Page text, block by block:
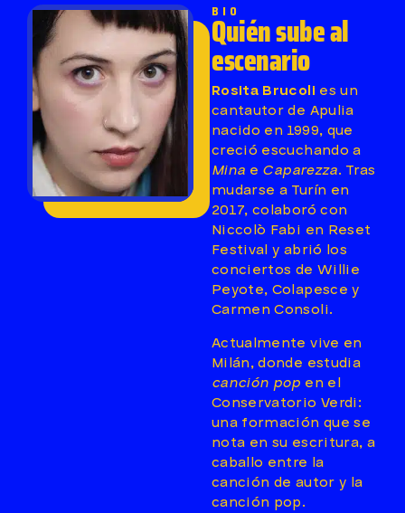
BIO
Quién sube al
escenario
Rosita Brucoli es un
cantautor de Apulia
nacido en 1999, que
creció escuchando a
Mina e Caparezza. Tras
mudarse a Turín en
2017, colaboró con
Niccolò Fabi en Reset
Festival y abrió los
conciertos de Willie
Peyote, Colapesce y
Carmen Consoli.
Actualmente vive en
Milán, donde estudia
canción pop en el
Conservatorio Verdi:
una formación que se
nota en su escritura, a
caballo entre la
canción de autor y la
canción pop.